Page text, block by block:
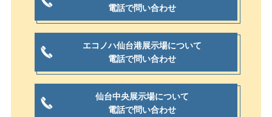
電話で問い合わせ
エコノハ仙台港展示場について
電話で問い合わせ
仙台中央展示場について
電話で問い合わせ